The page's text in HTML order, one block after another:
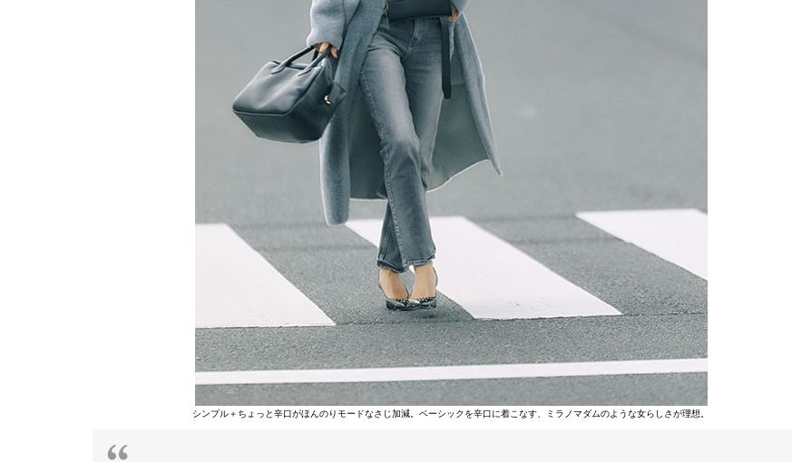
シンプル＋ちょっと辛口がほんのりモードなさじ加減。ベーシックを辛口に着こなす、ミラノマダムのような女らしさが理想。